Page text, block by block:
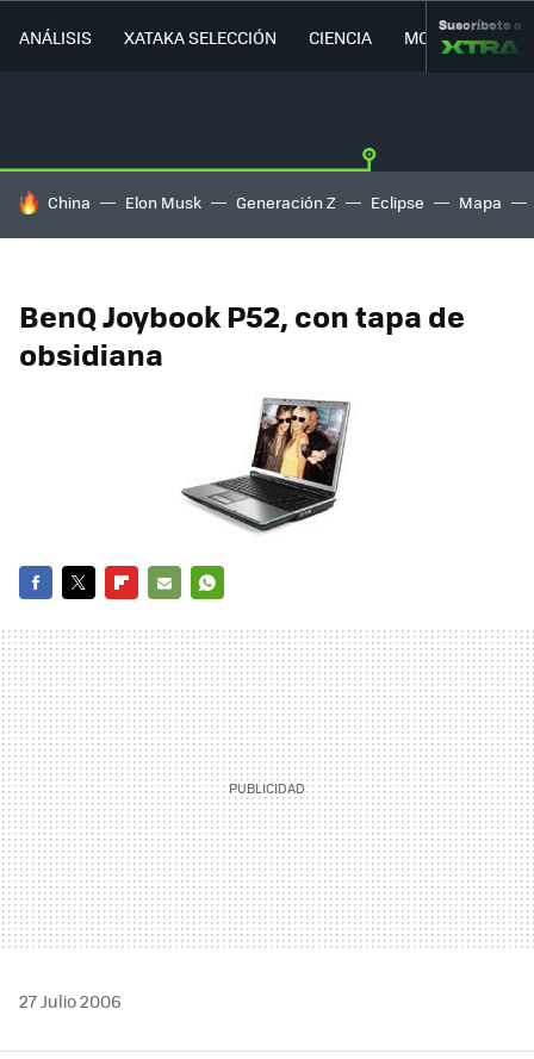
ANÁLISIS XATAKA SELECCIÓN CIENCIA MOVILIDAD
Suscríbete a
HOY SE HABLA DE
China Elon Musk Generación Z Eclipse Mapa
BenQ Joybook P52, con tapa de
obsidiana
MAIL
27 Julio 2006